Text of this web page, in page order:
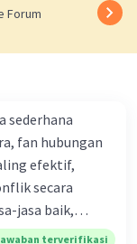
tersebar di
memiliki
termasuk
dan
dan
Forum
sederhana
fan hubungan
efektif,
jasa baik,
di bawahterverifikasi